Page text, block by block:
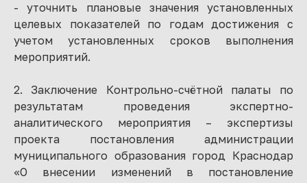
- уточнить плановые значения установленных
целевых показателей по годам достижения с
учетом установленных сроков выполнения
мероприятий.
2. Заключение Контрольно-счётной палаты по
результатам проведения экспертно-
аналитического мероприятия – экспертизы
проекта постановления администрации
муниципального образования город Краснодар
«О внесении изменений в постановление